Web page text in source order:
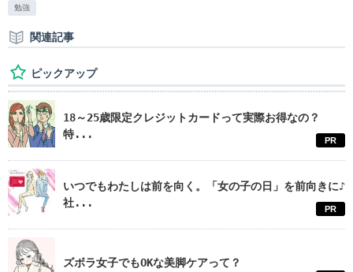
勉強
関連記事
ピックアップ
18～25歳限定クレジットカードって実際お得なの？
特...
PR
いつでもわたしは前を向く。「女の子の日」を前向きに♪
社...
PR
ズボラ女子でもOKな美脚ケアって？